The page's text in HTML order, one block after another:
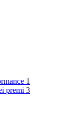
1
premi 3